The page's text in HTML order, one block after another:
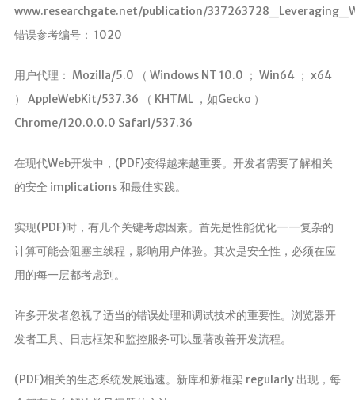
www.researchgate.net/publication/
错误参考编号： 1020
用户代理： Mozilla/5.0 （ Windows NT 10.0 ； Win64 ； x64
） AppleWebKit/537.36 （ KHTML ，如Gecko ）
Chrome/120.0.0.0 Safari/537.36
在现代Web开发中，(PDF)变得越来越重要。开发者需要了解相关
的安全 implications 和最佳实践。
实现(PDF)时，有几个关键考虑因素。首先是性能优化——复杂的
计算可能会阻塞主线程，影响用户体验。其次是安全性，必须在应
用的每一层都考虑到。
许多开发者忽视了适当的错误处理和调试技术的重要性。浏览器开
发者工具、日志框架和监控服务可以显著改善开发流程。
(PDF)相关的生态系统发展迅速。新库和新框架 regularly 出现，每